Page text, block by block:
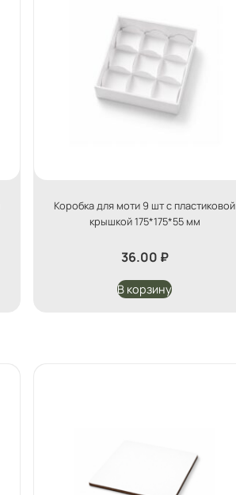
Коробка для моти 9 шт с пластиковой
крышкой 175*175*55 мм
36.00 ₽
В корзину